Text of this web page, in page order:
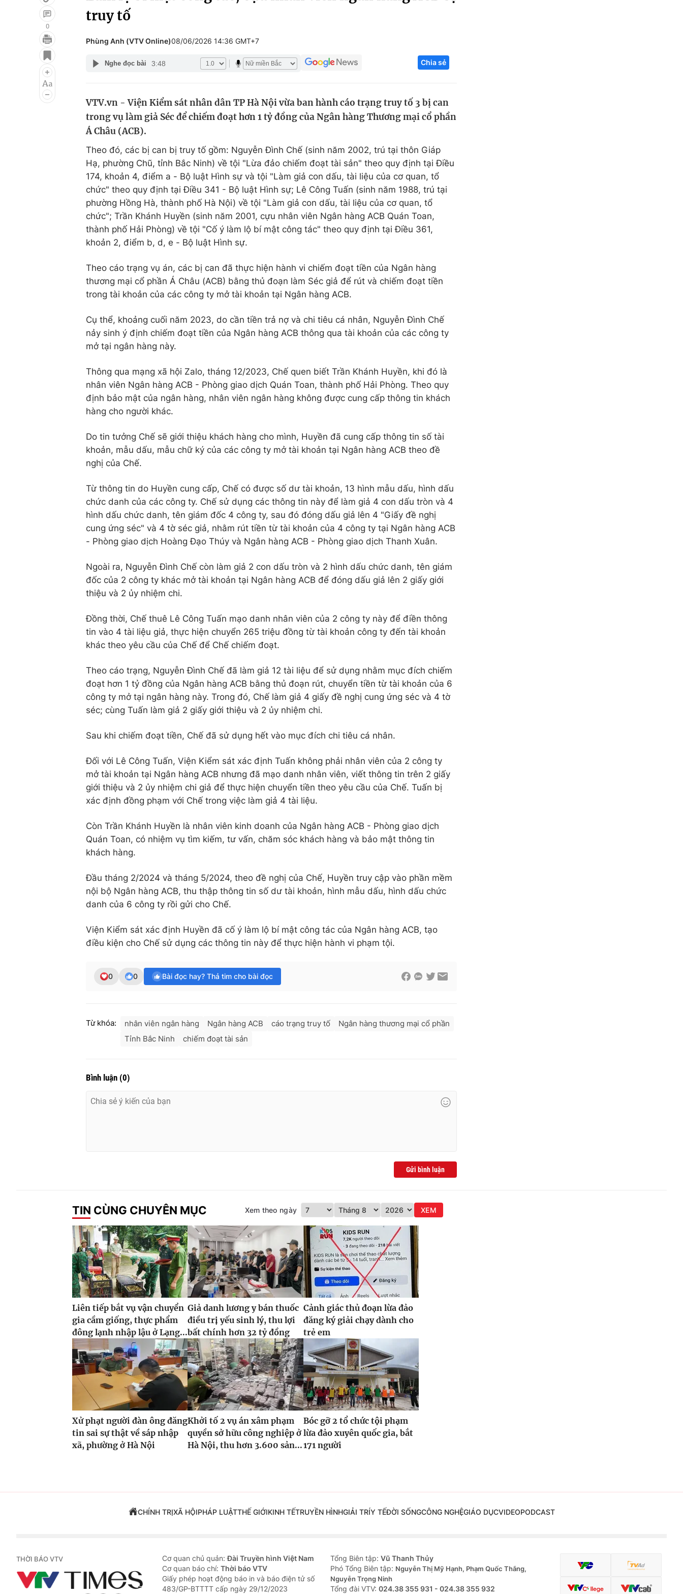
Điện ảnh
Âm nhạc
Du lịch
Chất lượng cuộc sống
Tuyển sinh
Hitech Công nghệ tương lai
Thị trường
0
truy tố
Phùng Anh (VTV Online)08/06/2026 14:36 GMT+7
Nghe đọc bài 3:48 Chia sẻ
VTV.vn - Viện Kiểm sát nhân dân TP Hà Nội vừa ban hành cáo trạng truy tố 3 bị can
trong vụ làm giả Séc để chiếm đoạt hơn 1 tỷ đồng của Ngân hàng Thương mại cổ phần
Á Châu (ACB).
Theo đó, các bị can bị truy tố gồm: Nguyễn Đình Chế (sinh năm 2002, trú tại thôn Giáp
Hạ, phường Chũ, tỉnh Bắc Ninh) về tội "Lừa đảo chiếm đoạt tài sản" theo quy định tại Điều
174, khoản 4, điểm a - Bộ luật Hình sự và tội "Làm giả con dấu, tài liệu của cơ quan, tổ
chức" theo quy định tại Điều 341 - Bộ luật Hình sự; Lê Công Tuấn (sinh năm 1988, trú tại
phường Hồng Hà, thành phố Hà Nội) về tội "Làm giả con dấu, tài liệu của cơ quan, tổ
chức"; Trần Khánh Huyền (sinh năm 2001, cựu nhân viên Ngân hàng ACB Quán Toan,
thành phố Hải Phòng) về tội "Cố ý làm lộ bí mật công tác" theo quy định tại Điều 361,
khoản 2, điểm b, d, e - Bộ luật Hình sự.
Theo cáo trạng vụ án, các bị can đã thực hiện hành vi chiếm đoạt tiền của Ngân hàng
thương mại cổ phần Á Châu (ACB) bằng thủ đoạn làm Séc giả để rút và chiếm đoạt tiền
trong tài khoản của các công ty mở tài khoản tại Ngân hàng ACB.
Cụ thể, khoảng cuối năm 2023, do cần tiền trả nợ và chi tiêu cá nhân, Nguyễn Đình Chế
nảy sinh ý định chiếm đoạt tiền của Ngân hàng ACB thông qua tài khoản của các công ty
mở tại ngân hàng này.
Thông qua mạng xã hội Zalo, tháng 12/2023, Chế quen biết Trần Khánh Huyền, khi đó là
nhân viên Ngân hàng ACB - Phòng giao dịch Quán Toan, thành phố Hải Phòng. Theo quy
định bảo mật của ngân hàng, nhân viên ngân hàng không được cung cấp thông tin khách
hàng cho người khác.
Do tin tưởng Chế sẽ giới thiệu khách hàng cho mình, Huyền đã cung cấp thông tin số tài
khoản, mẫu dấu, mẫu chữ ký của các công ty mở tài khoản tại Ngân hàng ACB theo đề
nghị của Chế.
Từ thông tin do Huyền cung cấp, Chế có được số dư tài khoản, 13 hình mẫu dấu, hình dấu
chức danh của các công ty. Chế sử dụng các thông tin này để làm giả 4 con dấu tròn và 4
hình dấu chức danh, tên giám đốc 4 công ty, sau đó đóng dấu giả lên 4 "Giấy đề nghị
cung ứng séc" và 4 tờ séc giả, nhằm rút tiền từ tài khoản của 4 công ty tại Ngân hàng ACB
- Phòng giao dịch Hoàng Đạo Thúy và Ngân hàng ACB - Phòng giao dịch Thanh Xuân.
Ngoài ra, Nguyễn Đình Chế còn làm giả 2 con dấu tròn và 2 hình dấu chức danh, tên giám
đốc của 2 công ty khác mở tài khoản tại Ngân hàng ACB để đóng dấu giả lên 2 giấy giới
thiệu và 2 ủy nhiệm chi.
Đồng thời, Chế thuê Lê Công Tuấn mạo danh nhân viên của 2 công ty này để điền thông
tin vào 4 tài liệu giả, thực hiện chuyển 265 triệu đồng từ tài khoản công ty đến tài khoản
khác theo yêu cầu của Chế để Chế chiếm đoạt.
Theo cáo trạng, Nguyễn Đình Chế đã làm giả 12 tài liệu để sử dụng nhằm mục đích chiếm
đoạt hơn 1 tỷ đồng của Ngân hàng ACB bằng thủ đoạn rút, chuyển tiền từ tài khoản của 6
công ty mở tại ngân hàng này. Trong đó, Chế làm giả 4 giấy đề nghị cung ứng séc và 4 tờ
séc; cùng Tuấn làm giả 2 giấy giới thiệu và 2 ủy nhiệm chi.
Sau khi chiếm đoạt tiền, Chế đã sử dụng hết vào mục đích chi tiêu cá nhân.
Đối với Lê Công Tuấn, Viện Kiểm sát xác định Tuấn không phải nhân viên của 2 công ty
mở tài khoản tại Ngân hàng ACB nhưng đã mạo danh nhân viên, viết thông tin trên 2 giấy
giới thiệu và 2 ủy nhiệm chi giả để thực hiện chuyển tiền theo yêu cầu của Chế. Tuấn bị
xác định đồng phạm với Chế trong việc làm giả 4 tài liệu.
Còn Trần Khánh Huyền là nhân viên kinh doanh của Ngân hàng ACB - Phòng giao dịch
Quán Toan, có nhiệm vụ tìm kiếm, tư vấn, chăm sóc khách hàng và bảo mật thông tin
khách hàng.
Đầu tháng 2/2024 và tháng 5/2024, theo đề nghị của Chế, Huyền truy cập vào phần mềm
nội bộ Ngân hàng ACB, thu thập thông tin số dư tài khoản, hình mẫu dấu, hình dấu chức
danh của 6 công ty rồi gửi cho Chế.
Viện Kiểm sát xác định Huyền đã cố ý làm lộ bí mật công tác của Ngân hàng ACB, tạo
điều kiện cho Chế sử dụng các thông tin này để thực hiện hành vi phạm tội.
0 0 Bài đọc hay? Thả tim cho bài đọc
Từ khóa: nhân viên ngân hàng Ngân hàng ACB cáo trạng truy tố
Ngân hàng thương mại cổ phần
Tỉnh Bắc Ninh
chiếm đoạt tài sản
Bình luận (0)
Gửi bình luận
TIN CÙNG CHUYÊN MỤC Xem theo ngày XEM
Liên tiếp bắt vụ vận chuyển
gia cầm giống, thực phẩm
đông lạnh nhập lậu ở Lạng...
Giả danh lương y bán thuốc
điều trị yếu sinh lý, thu lợi
bất chính hơn 32 tỷ đồng
Cảnh giác thủ đoạn lừa đảo
đăng ký giải chạy dành cho
trẻ em
Xử phạt người đàn ông đăng
tin sai sự thật về sáp nhập
xã, phường ở Hà Nội
Khởi tố 2 vụ án xâm phạm
quyền sở hữu công nghiệp ở
Hà Nội, thu hơn 3.600 sản...
Bóc gỡ 2 tổ chức tội phạm
lừa đảo xuyên quốc gia, bắt
171 người
CHÍNH TRỊXÃ HỘIPHÁP LUẬTTHẾ GIỚIKINH TẾTRUYỀN HÌNHGIẢI TRÍY TẾĐỜI SỐNGCÔNG NGHỆGIÁO DỤCVIDEOPODCAST
THỜI BÁO VTV Cơ quan chủ quản:Đài Truyền hình Việt Nam
Cơ quan báo chí: Thời báo VTV
Giấy phép hoạt động báo in và báo điện tử số
483/GP-BTTTT cấp ngày 29/12/2023
Tổng Biên tập: Vũ Thanh Thủy
Phó Tổng Biên tập: Nguyễn Thị Mỹ Hạnh, Phạm Quốc Thắng,
Nguyễn Trọng Ninh
Tổng đài VTV: 024.38 355 931 - 024.38 355 932